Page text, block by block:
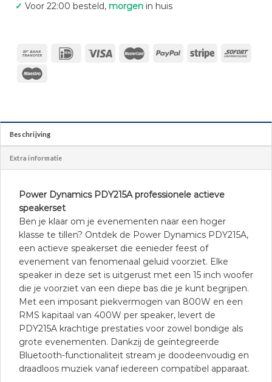
✓ Voor 22:00 besteld, morgenin huis
Beschrijving
Extra informatie
Power Dynamics PDY215A professionele actieve
speakerset
Ben je klaar om je evenementen naar een hoger
klasse te tillen? Ontdek de Power Dynamics PDY215A,
een actieve speakerset die eenieder feest of
evenement van fenomenaal geluid voorziet. Elke
speaker in deze set is uitgerust met een 15 inch woofer
die je voorziet van een diepe bas die je kunt begrijpen.
Met een imposant piekvermogen van 800W en een
RMS kapitaal van 400W per speaker, levert de
PDY215A krachtige prestaties voor zowel bondige als
grote evenementen. Dankzij de geïntegreerde
Bluetooth-functionaliteit stream je doodeenvoudig en
draadloos muziek vanaf iedereen compatibel apparaat.